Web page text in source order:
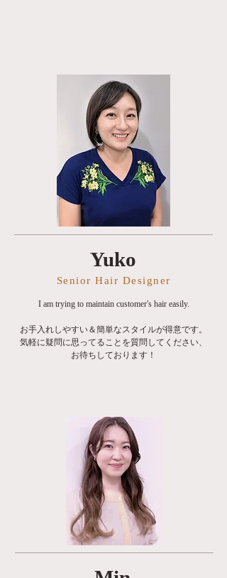
Yuko
Senior Hair Designer
I am trying to maintain customer's hair easily.
お手入れしやすい＆簡単なスタイルが得意です。
気軽に疑問に思ってることを質問してください、
お待ちしております！